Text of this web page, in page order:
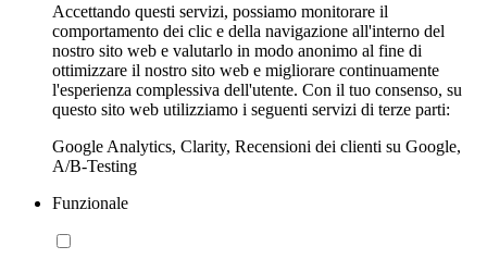
Accettando questi servizi, possiamo monitorare il
comportamento dei clic e della navigazione all'interno del
nostro sito web e valutarlo in modo anonimo al fine di
ottimizzare il nostro sito web e migliorare continuamente
l'esperienza complessiva dell'utente. Con il tuo consenso, su
questo sito web utilizziamo i seguenti servizi di terze parti:
Google Analytics, Clarity, Recensioni dei clienti su Google,
A/B-Testing
Funzionale